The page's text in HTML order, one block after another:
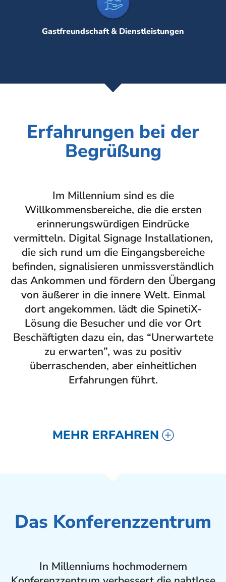
Gastfreundschaft & Dienstleistungen
Erfahrungen bei der
Begrüßung
Im Millennium sind es die
Willkommensbereiche, die die ersten
erinnerungswürdigen Eindrücke
vermitteln. Digital Signage Installationen,
die sich rund um die Eingangsbereiche
befinden, signalisieren unmissverständlich
das Ankommen und fördern den Übergang
von äußerer in die innere Welt. Einmal
dort angekommen. lädt die SpinetiX-
Lösung die Besucher und die vor Ort
Beschäftigten dazu ein, das “Unerwartete
zu erwarten”, was zu positiv
überraschenden, aber einheitlichen
Erfahrungen führt.
MEHR ERFAHREN
Das Konferenzzentrum
In Millenniums hochmodernem